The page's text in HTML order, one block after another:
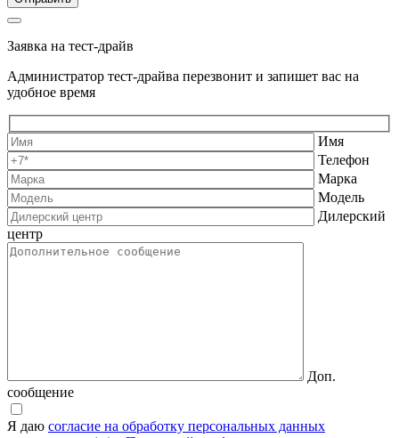
Заявка на тест-драйв
Администратор тест-драйва перезвонит и запишет вас на
удобное время
Имя
Телефон
Марка
Модель
Дилерский
центр
Доп.
сообщение
Я даю согласие на обработку персональных данных